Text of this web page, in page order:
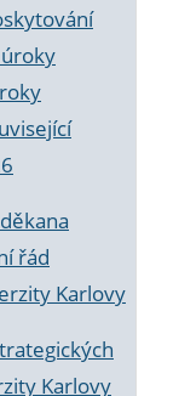
řád
Karlovy
Karlovy